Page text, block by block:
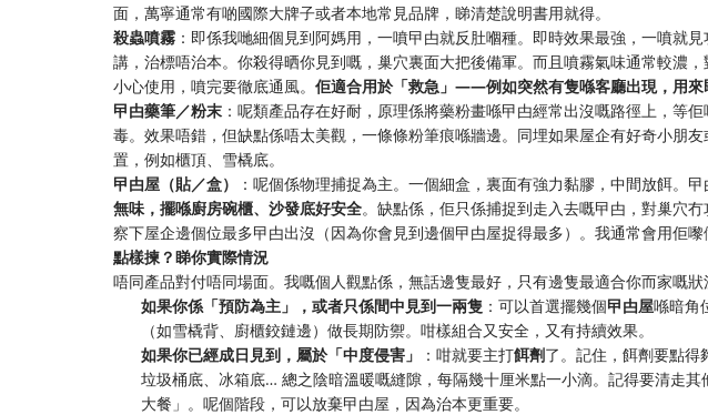
面，萬寧通常有啲國際大牌子或者本地常見品牌，睇清楚說明書用就得。
殺蟲噴霧 ：即係我哋細個見到阿媽用，一噴曱甴就反肚嗰種。即時效果最強，一噴就
講，治標唔治本。你殺得晒你見到嘅，巢穴裏面大把後備軍。而且噴霧氣味通常較濃
小心使用，噴完要徹底通風。 佢適合用於「救急」——例如突然有隻喺客廳出現，用來
曱甴藥筆／粉末 ：呢類產品存在好耐，原理係將藥粉畫喺曱甴經常出沒嘅路徑上，等
毒。效果唔錯，但缺點係唔太美觀，一條條粉筆痕喺牆邊。同埋如果屋企有好奇小朋
置，例如櫃頂、雪橇底。
曱甴屋（貼／盒）
：呢個係物理捕捉為主。一個細盒，裏面有強力黏膠，中間放餌。
無味，擺喺廚房碗櫃、沙發底好安全。缺點係，佢只係捕捉到走入去嘅曱甴，對巢穴
察下屋企邊個位最多曱甴出沒（因為你會見到邊個曱甴屋捉得最多）。我通常會用佢嚟
點樣揀？睇你實際情況
唔同產品對付唔同場面。我嘅個人觀點係，無話邊隻最好，只有邊隻最適合你而家嘅狀
如果你係「預防為主」，或者只係間中見到一兩隻 ：可以首選擺幾個曱甴屋喺暗角
（如雪橇背、廚櫃鉸鏈邊）做長期防禦。咁樣組合又安全，又有持續效果。
如果你已經成日見到，屬於「中度侵害」
：咁就要主打餌劑了。記住，餌劑要點得
垃圾桶底、冰箱底… 總之陰暗溫暖嘅縫隙，每隔幾十厘米點一小滴。記得要清走
大餐」。呢個階段，可以放棄曱甴屋，因為治本更重要。